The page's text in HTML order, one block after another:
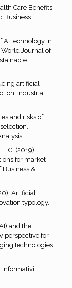
Care Benefits
Business
AI technology in
Journal of
artificial
Industrial
and risks of
C. (2019).
for market
&
Artificial
typology.
and the
perspective for
technologies
informativi